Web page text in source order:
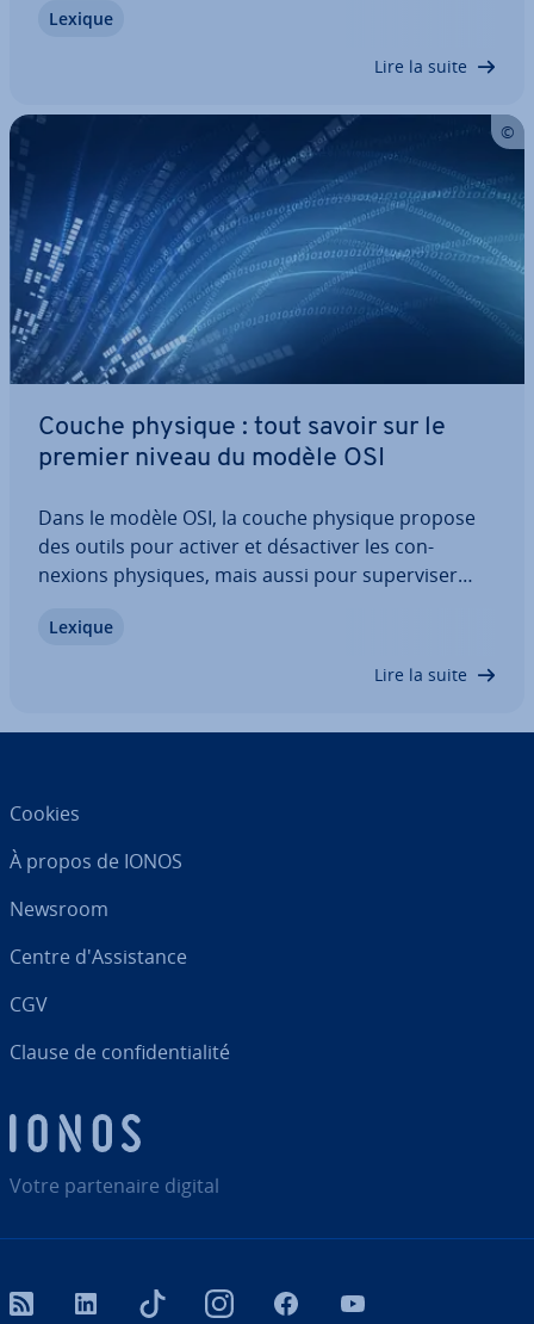
deux missions. Elle fournit aux paquets les
Lexique
Lire la suite
Couche physique : tout savoir sur le
premier niveau du modèle OSI
Dans le modèle OSI, la couche physique propose
des outils pour activer et dé­sac­ti­ver les con­
nexions physiques, mais aussi pour su­per­vi­ser
et les services de la couche physique, le rôle exact
Lexique
Lire la suite
Votre par­te­naire digital
Cookies
À propos de IONOS
Newsroom
Centre d'As­sis­tance
CGV
Clause de con­fi­den­tia­lité
RSS LinkedIn tiktok InstagramFacebook